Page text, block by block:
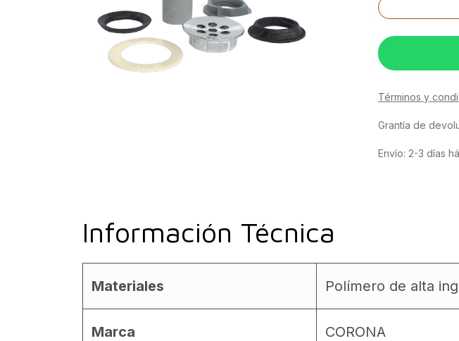
Términos y
Grantía de
Envío: 2-3 días
Información Técnica
Materiales Polímero de alta
Marca CORONA